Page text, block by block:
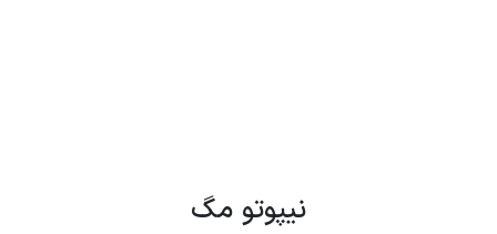
نیپوتو مگ